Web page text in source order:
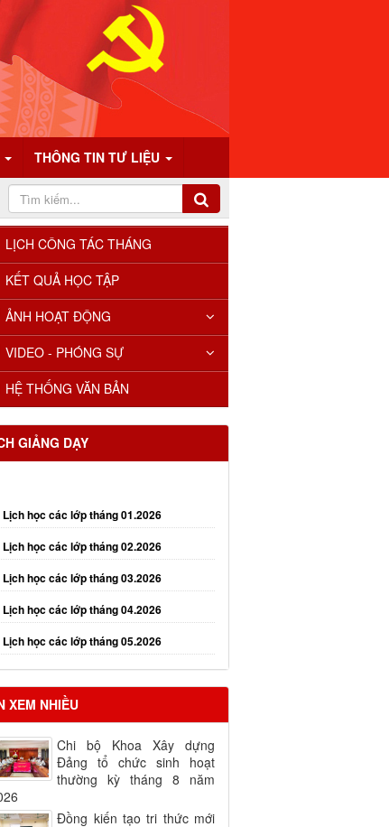
THÔNG TIN TƯ LIỆU
LỊCH CÔNG TÁC THÁNG
KẾT QUẢ HỌC TẬP
ẢNH HOẠT ĐỘNG
VIDEO - PHÓNG SỰ
HỆ THỐNG VĂN BẢN
GIẢNG DẠY
Lịch học các lớp tháng 02.2026
Lịch học các lớp tháng 03.2026
Lịch học các lớp tháng 04.2026
Lịch học các lớp tháng 05.2026
Lịch học các lớp tháng 06.2026
XEM NHIỀU
Chi bộ Khoa Xây dựng
Đảng tổ chức sinh hoạt
thường kỳ tháng 8 năm
Đồng kiến tạo tri thức mới